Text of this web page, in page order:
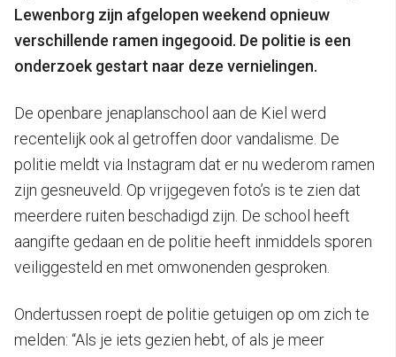
Lewenborg zijn afgelopen weekend opnieuw
verschillende ramen ingegooid. De politie is een
onderzoek gestart naar deze vernielingen.
De openbare jenaplanschool aan de Kiel werd
recentelijk ook al getroffen door vandalisme. De
politie meldt via Instagram dat er nu wederom ramen
zijn gesneuveld. Op vrijgegeven foto’s is te zien dat
meerdere ruiten beschadigd zijn. De school heeft
aangifte gedaan en de politie heeft inmiddels sporen
veiliggesteld en met omwonenden gesproken.
Ondertussen roept de politie getuigen op om zich te
melden: “Als je iets gezien hebt, of als je meer